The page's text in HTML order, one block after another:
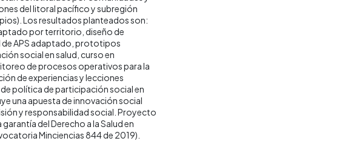
del litoral pacífico y subregión
Los resultados planteados son:
por territorio, diseño de
APS adaptado, prototipos
social en salud, curso en
de procesos operativos para la
de experiencias y lecciones
política de participación social en
una apuesta de innovación social
y responsabilidad social. Proyecto
del Derecho a la Salud en
Minciencias 844 de 2019).